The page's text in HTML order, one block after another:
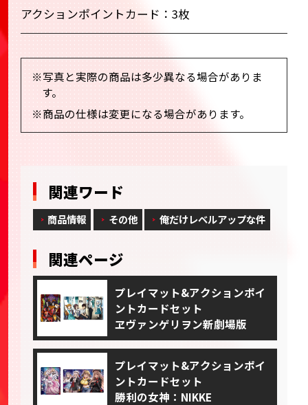
アクションポイントカード：3枚
※写真と実際の商品は多少異なる場合がありま
す。
※商品の仕様は変更になる場合があります。
関連ワード
商品情報 その他 俺だけレベルアップな件
関連ページ
プレイマット&アクションポイ
ントカードセット
ヱヴァンゲリヲン新劇場版
プレイマット&アクションポイ
ントカードセット
勝利の女神：NIKKE